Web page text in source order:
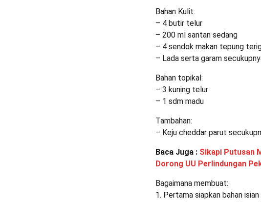
Bahan Kulit:
– 4 butir telur
– 200 ml santan sedang
– 4 sendok makan tepung
– Lada serta garam
Bahan topikal:
– 3 kuning telur
– 1 sdm madu
Tambahan:
– Keju cheddar parut
Baca Juga : Sikapi Putusan
Dorong UU Perlindungan
Bagaimana membuat:
1. Pertama siapkan bahan